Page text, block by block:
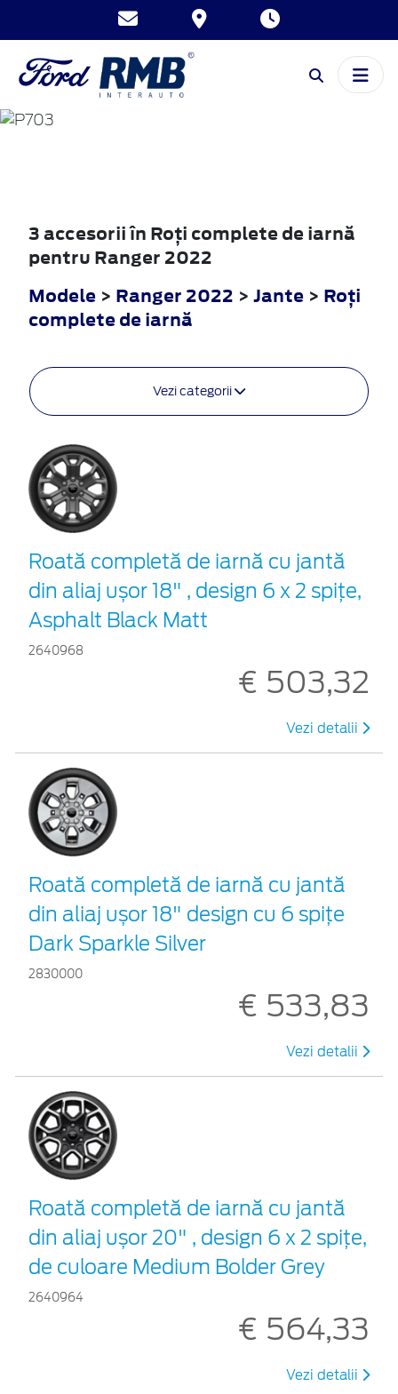
RANGER
3 accesorii în Roţi complete de iarnă
pentru Ranger 2022
Modele > Ranger 2022 > Jante > Roţi
complete de iarnă
Vezi categorii
Roată completă de iarnă cu jantă
din aliaj ușor 18" , design 6 x 2 spiţe,
Asphalt Black Matt
2640968
€ 503,32
Vezi detalii
Roată completă de iarnă cu jantă
din aliaj ușor 18" design cu 6 spiţe
Dark Sparkle Silver
2830000
€ 533,83
Vezi detalii
Roată completă de iarnă cu jantă
din aliaj ușor 20" , design 6 x 2 spiţe,
de culoare Medium Bolder Grey
2640964
€ 564,33
Vezi detalii